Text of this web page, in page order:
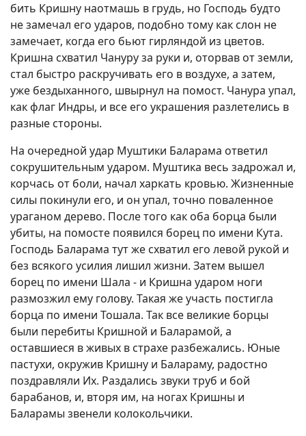
бить Кришну наотмашь в грудь, но Господь будто
не замечал его ударов, подобно тому как слон не
замечает, когда его бьют гирляндой из цветов.
Кришна схватил Чануру за руки и, оторвав от земли,
стал быстро раскручивать его в воздухе, а затем,
уже бездыханного, швырнул на помост. Чанура упал,
как флаг Индры, и все его украшения разлетелись в
разные стороны.
На очередной удар Муштики Баларама ответил
сокрушительным ударом. Муштика весь задрожал и,
корчась от боли, начал харкать кровью. Жизненные
силы покинули его, и он упал, точно поваленное
ураганом дерево. После того как оба борца были
убиты, на помосте появился борец по имени Кута.
Господь Баларама тут же схватил его левой рукой и
без всякого усилия лишил жизни. Затем вышел
борец по имени Шала - и Кришна ударом ноги
размозжил ему голову. Такая же участь постигла
борца по имени Тошала. Так все великие борцы
были перебиты Кришной и Баларамой, а
оставшиеся в живых в страхе разбежались. Юные
пастухи, окружив Кришну и Балараму, радостно
поздравляли Их. Раздались звуки труб и бой
барабанов, и, вторя им, на ногах Кришны и
Баларамы звенели колокольчики.